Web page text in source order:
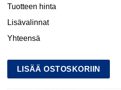
Tuotteen hinta
Lisävalinnat
Yhteensä
LISÄÄ OSTOSKORIIN